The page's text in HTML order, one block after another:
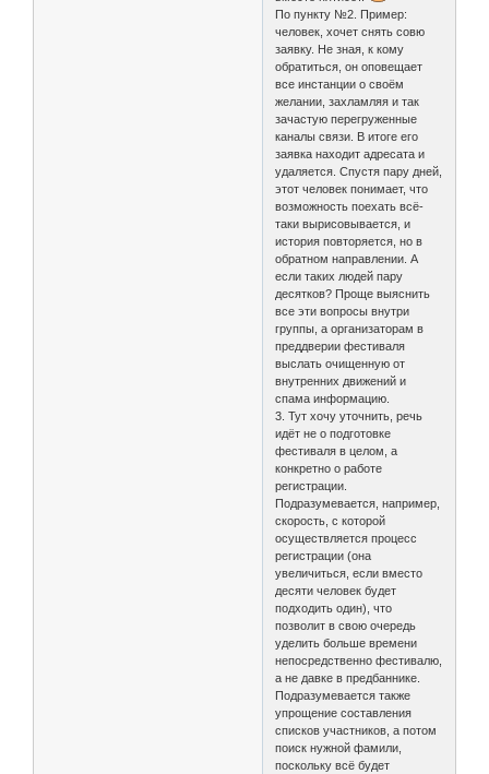
По пункту №2. Пример:
человек, хочет снять совю
заявку. Не зная, к кому
обратиться, он оповещает
все инстанции о своём
желании, захламляя и так
зачастую перегруженные
каналы связи. В итоге его
заявка находит адресата и
удаляется. Спустя пару дней,
этот человек понимает, что
возможность поехать всё-
таки вырисовывается, и
история повторяется, но в
обратном направлении. А
если таких людей пару
десятков? Проще выяснить
все эти вопросы внутри
группы, а организаторам в
преддверии фестиваля
выслать очищенную от
внутренних движений и
спама информацию.
3. Тут хочу уточнить, речь
идёт не о подготовке
фестиваля в целом, а
конкретно о работе
регистрации.
Подразумевается, например,
скорость, с которой
осуществляется процесс
регистрации (она
увеличиться, если вместо
десяти человек будет
подходить один), что
позволит в свою очередь
уделить больше времени
непосредственно фестивалю,
а не давке в предбаннике.
Подразумевается также
упрощение составления
списков участников, а потом
поиск нужной фамили,
поскольку всё будет